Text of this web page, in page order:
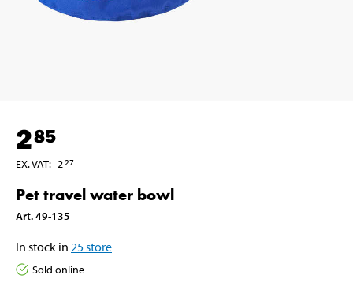
285
EX. VAT: 227
Pet travel water bowl
Art.49-135
In stock in 25store
Sold online